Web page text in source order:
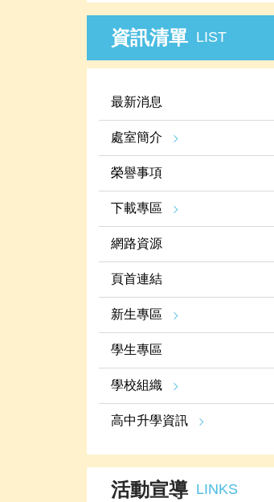
資訊清單 LIST
最新消息
處室簡介
榮譽事項
下載專區
網路資源
頁首連結
新生專區
學生專區
學校組織
高中升學資訊
活動宣導 LINKS